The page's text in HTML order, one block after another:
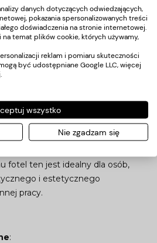
aranżacjami wnętrz. Jego
że jest to idealny wybór
jak i klasycznych przestrzeni
oparta na solidnej ramie,
co sprawia, że fotel ten
lat.
w użytkowaniu, a jego
fotel ten jest idealny dla osób,
i estetycznego
pracy.
:
danych dotyczących odwiedzających,
pokazania spersonalizowanych treści
doświadczenia na stronie internetowej.
temat plików cookie, których używamy,
reklam i pomiaru skuteczności
być udostępniane Google LLC, więcej
wszystko
Nie zgadzam się